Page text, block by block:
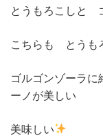
とうもろこしと
こちらも とうも
ゴルゴンゾーラ
ーノが美しい
美味しい